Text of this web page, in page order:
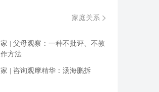
家庭关系
| 父母观察：一种不批评、不教
方法
| 咨询观摩精华：汤海鹏拆